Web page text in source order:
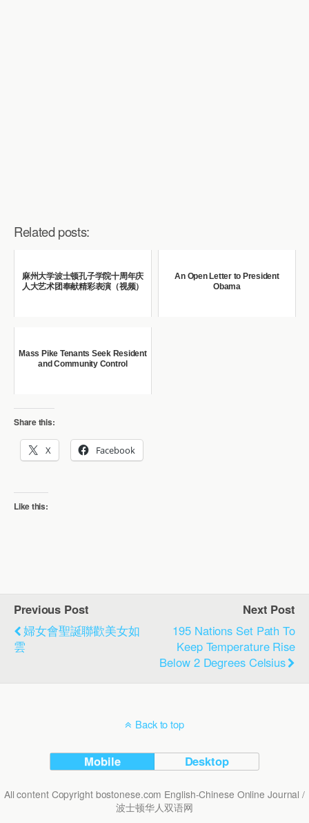
Related posts:
麻州大学波士顿孔子学院十周年庆
人大艺术团奉献精彩表演（视频）
An Open Letter to President
Obama
Mass Pike Tenants Seek Resident
and Community Control
Share this:
X Facebook
Like this:
Previous Post
婦女會聖誕聯歡美女如
雲
Next Post
195 Nations Set Path To
Keep Temperature Rise
Below 2 Degrees Celsius
Back to top
Mobile Desktop
All content Copyright bostonese.com English-Chinese Online Journal /
波士顿华人双语网